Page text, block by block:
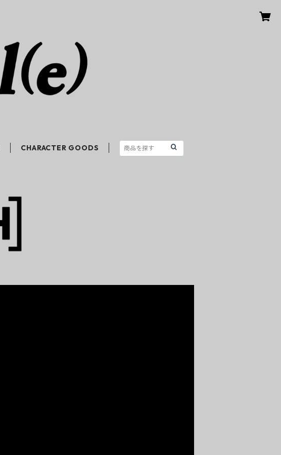
CHARACTER GOODS